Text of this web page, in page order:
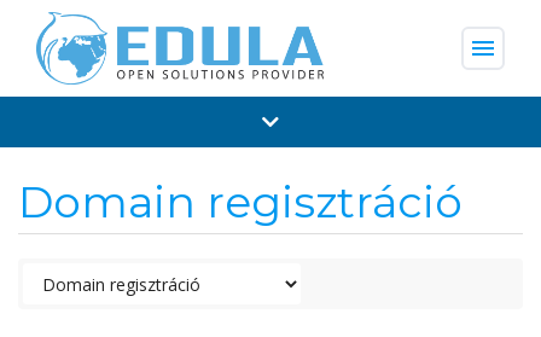
menu
Domain regisztráció